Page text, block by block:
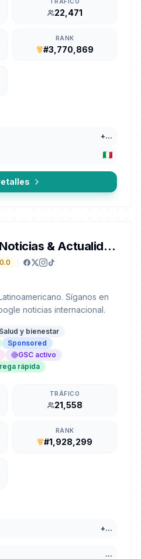
22,471
RANK
#3,770,869
+...
PortalNews "Noticias & Actualidad 7/24"
0.0
Síganos en
noticias internacional.
Salud y bienestar
Sponsored
GSC activo
rápida
TRÁFICO
21,558
RANK
#1,928,299
+...
...